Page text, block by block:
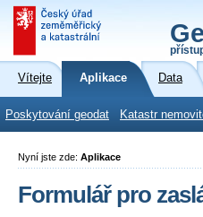
Vítejte Aplikace Data
Poskytování geodat Katastr
Nyní jste zde: Aplikace
Formulář pro